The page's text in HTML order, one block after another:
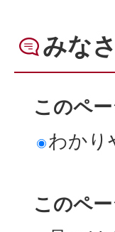
みな
このペ
わかり
このペ